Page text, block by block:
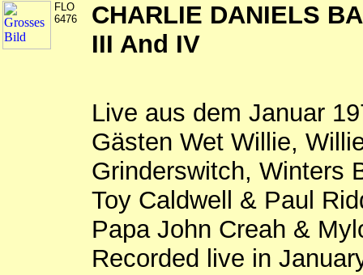
FLO
6476
CHARLIE DANIELS
III And IV
Live aus dem Januar
Gästen Wet Willie,
Grinderswitch, Winters
Toy Caldwell & Paul
Papa John Creah &
Recorded live in